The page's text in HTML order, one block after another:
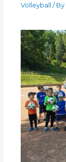
Volleyball
/ By